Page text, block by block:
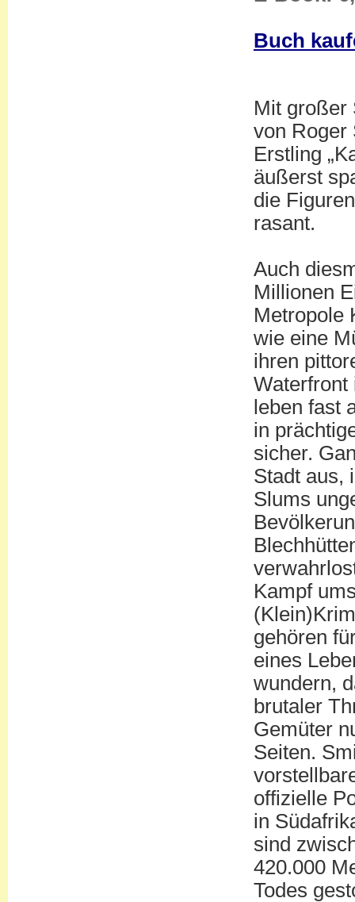
Buch
Mit großer
von Roger
Erstling
äußerst
die
rasant.
Auch
Millionen
Metropole
wie eine
ihren
Waterfront
leben fast
in
sicher.
Stadt aus,
Slums
Kampf
gehören
eines
wundern,
brutaler
Gemüter
Seiten.
offizielle
in
sind
420.000
Todes